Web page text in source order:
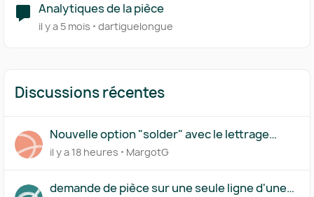
Analytiques de la pièce
il y a 5 mois dartiguelongue
Discussions récentes
Nouvelle option "solder" avec le lettrage
partiel
il y a 18 heures MargotG
demande de pièce sur une seule ligne d'une